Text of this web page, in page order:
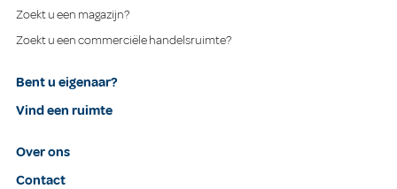
Zoekt u een magazijn?
Zoekt u een commerciële handelsruimte?
Bent u eigenaar?
Vind een ruimte
Over ons
Contact